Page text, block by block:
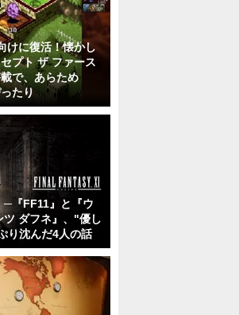
けに復活！懐かし
プト ザ ファース
で、あらため
たり
─『FF11』と『ウ
ツ ダフネ』、"優し
り沈んだ4人の話